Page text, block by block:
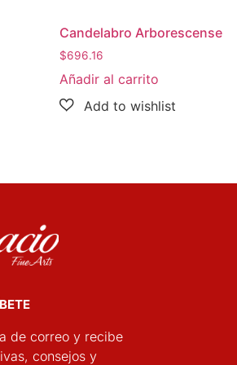
Candelabro Arborescense
$696.16
Añadir al carrito
de correo y recibe
consejos y